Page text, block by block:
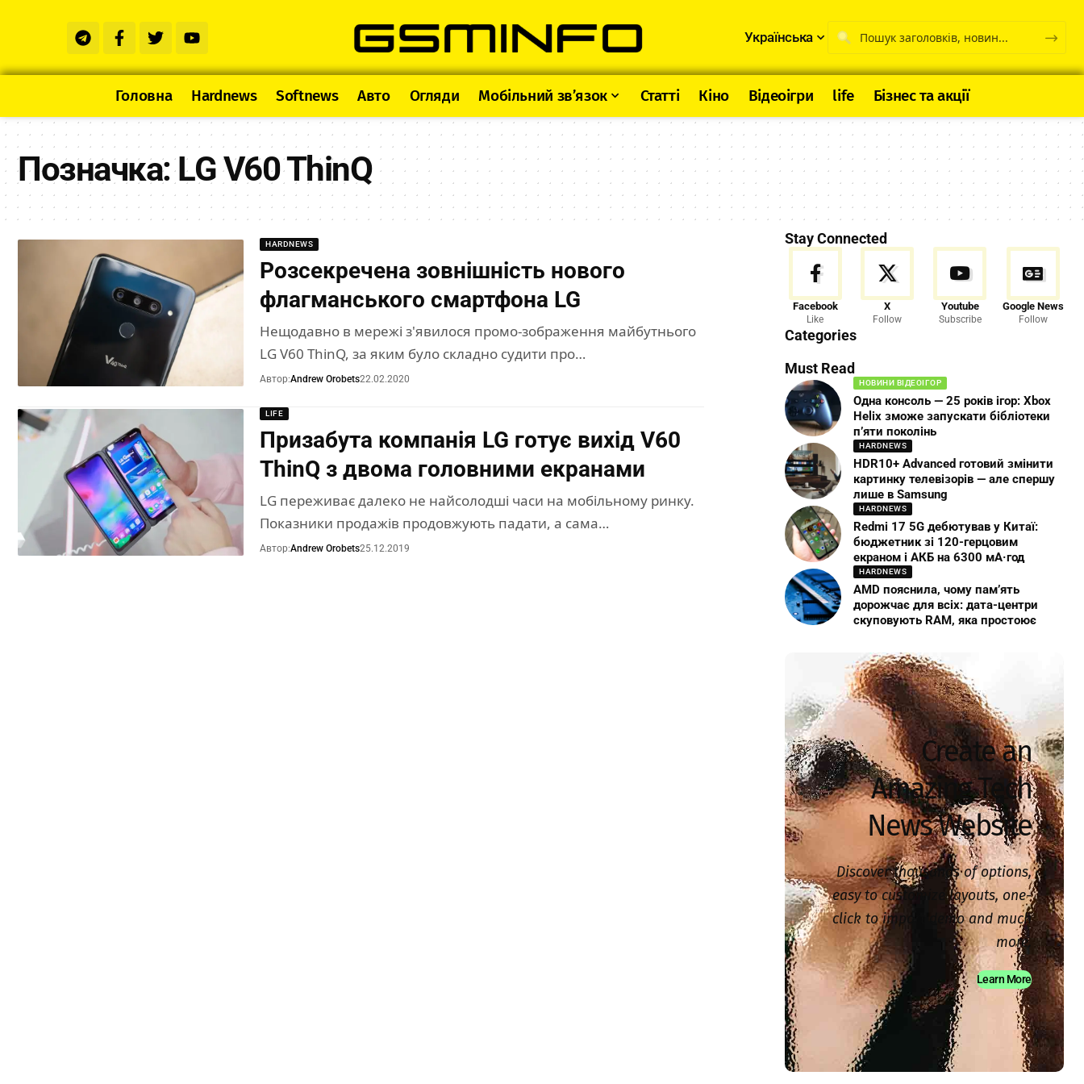
Українська
Головна Hardnews Softnews Авто Огляди Мобільний зв’язок Статті Кіно Відеоігри life Бізнес та акції
Позначка:LG V60 ThinQ
HARDNEWS
Розсекречена зовнішність нового
флагманського смартфона LG
Нещодавно в мережі з'явилося промо-зображення майбутнього
LG V60 ThinQ, за яким було складно судити про…
Автор:Andrew Orobets22.02.2020
LIFE
Призабута компанія LG готує вихід V60
ThinQ з двома головними екранами
LG переживає далеко не найсолодші часи на мобільному ринку.
Показники продажів продовжують падати, а сама…
Автор:Andrew Orobets25.12.2019
Stay Connected
Facebook
Like
X
Follow
Youtube
Subscribe
Google News
Follow
Categories
Must Read
НОВИНИ ВІДЕОІГОР
Одна консоль — 25 років ігор: Xbox
Helix зможе запускати бібліотеки
п’яти поколінь
HARDNEWS
HDR10+ Advanced готовий змінити
картинку телевізорів — але спершу
лише в Samsung
HARDNEWS
Redmi 17 5G дебютував у Китаї:
бюджетник зі 120-герцовим
екраном і АКБ на 6300 мА·год
HARDNEWS
AMD пояснила, чому пам’ять
дорожчає для всіх: дата-центри
скуповують RAM, яка простоює
Create an
Amazing Tech
News Website
Discover thousands of options,
easy to customize layouts, one-
click to import demo and much
more.
Learn More